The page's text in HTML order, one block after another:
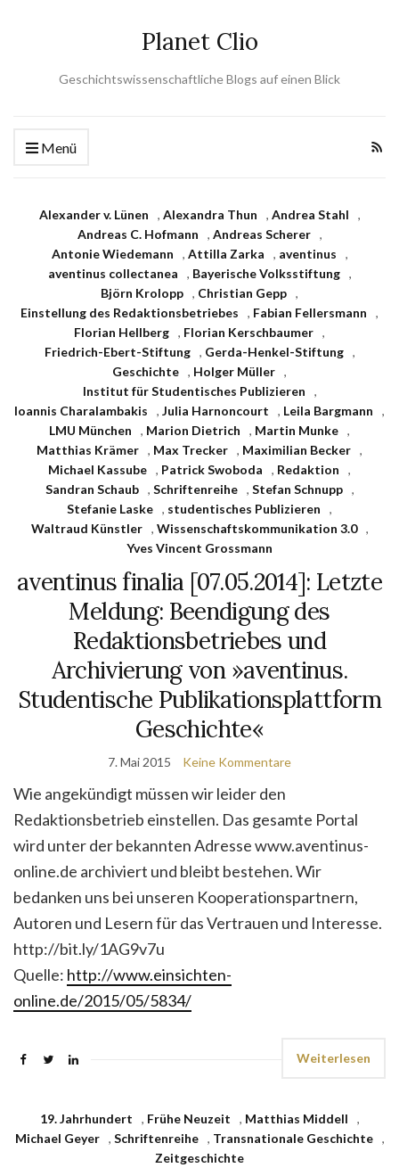
Planet Clio
Geschichtswissenschaftliche Blogs auf einen Blick
Menü
Alexander v. Lünen , Alexandra Thun , Andrea Stahl
,
Andreas C. Hofmann
, Andreas Scherer
,
Antonie Wiedemann
, Attilla Zarka , aventinus
,
aventinus collectanea
, Bayerische Volksstiftung
,
Björn Krolopp , Christian Gepp ,
Einstellung des Redaktionsbetriebes
, Fabian Fellersmann
,
Florian Hellberg , Florian Kerschbaumer ,
Friedrich-Ebert-Stiftung
, Gerda-Henkel-Stiftung
,
Geschichte , Holger Müller ,
Institut für Studentisches Publizieren
,
Ioannis Charalambakis
, Julia Harnoncourt , Leila Bargmann
,
LMU München
, Marion Dietrich , Martin Munke ,
Matthias Krämer , Max Trecker , Maximilian Becker ,
Michael Kassube , Patrick Swoboda , Redaktion
,
Sandran Schaub
, Schriftenreihe , Stefan Schnupp
,
Stefanie Laske , studentisches Publizieren
,
Waltraud Künstler
, Wissenschaftskommunikation 3.0
,
Yves Vincent Grossmann
aventinus finalia [07.05.2014]: Letzte
Meldung: Beendigung des
Redaktionsbetriebes und
Archivierung von »aventinus.
Studentische Publikationsplattform
Geschichte«
7. Mai 2015 Keine Kommentare
Wie angekündigt müssen wir leider den
Redaktionsbetrieb einstellen. Das gesamte Portal
wird unter der bekannten Adresse www.aventinus-
online.de archiviert und bleibt bestehen. Wir
bedanken uns bei unseren Kooperations­partnern,
Autoren und Lesern für das Vertrauen und Interesse.
http://bit.ly/1AG9v7u
Quelle: http://www.einsichten-
online.de/2015/05/5834/
Weiterlesen
19. Jahrhundert , Frühe Neuzeit , Matthias Middell
,
Michael Geyer
, Schriftenreihe , Transnationale Geschichte
,
Zeitgeschichte